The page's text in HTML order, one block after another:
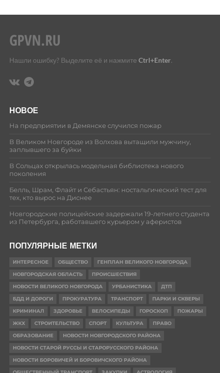
Нашли ошибку? Выделите её и нажмите Ctrl+Enter.
НОВОЕ
На предприятии в Демянске случился пожар
В Великом Новгороде из Волхова вытащили мужчину,
заплывшего за буйки
В Сольцах открылась модельная библиотека нового
поколения
Белль, Шрам, Флайт и Себастьян: ностальгический тест для
тех, кто вырос на Диснее
Новгородские полицейские задержали 19-летнего студента
из Петербурга, работавшего курьером у аферистов
ПОПУЛЯРНЫЕ МЕТКИ
ИНТЕРЕСНОЕ ОБЩЕСТВО
ГЕНПЛАН ВЕЛИКОГО НОВГОРОДА
НОВГОРОДСКАЯ ОБЛАСТЬ
ПРОИСШЕСТВИЯ
НОВОСТИ ВЕЛИКОГО НОВГОРОДА
УРБАНИСТИКА
ДТП
БДД И ДОРОГИ
ПРОКУРАТУРА ТРАНСПОРТ
ПАРКИ И СКВЕРЫ
КРИМИНАЛ
ЗДОРОВЬЕ ВЕЛОСИПЕДЫ ГОРОСКОП
ПОЖАРЫ
ЖКХ
СТРОИТЕЛЬСТВО СПОРТ КУЛЬТУРА
ПРАВО
ОБРАЗОВАНИЕ
НОВОСТИ НОВГОРОДСКОГО РАЙОНА
НОВОСТИ СТАРОЙ РУССЫ И СТАРОРУССКОГО РАЙОНА
НОВОСТИ БОРОВИЧЕЙ И БОРОВИЧСКОГО РАЙОНА